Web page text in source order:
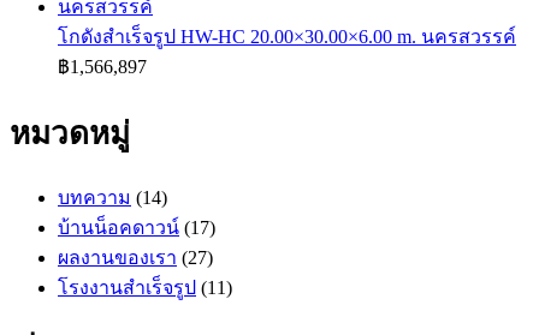
โกดังสำเร็จรูป HW-HC 20.00×30.00×6.00 m. นครสวรรค์
฿1,566,897
หมวดหมู่
บทความ (14)
บ้านน็อคดาวน์ (17)
ผลงานของเรา (27)
โรงงานสำเร็จรูป (11)